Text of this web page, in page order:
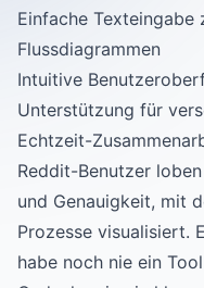
Einfache Texteingabe
Flussdiagrammen
Intuitive
Unterstützung für
Echtzeit-
Reddit-Benutzer
und Genauigkeit, mit
Prozesse visualisiert.
habe noch nie ein